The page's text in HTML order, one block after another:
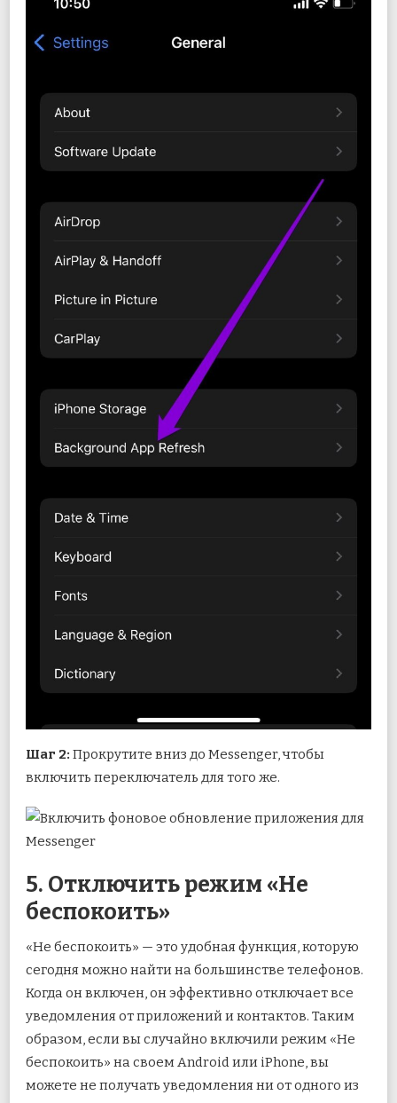
Шаг 2: Прокрутите вниз до Messenger, чтобы
включить переключатель для того же.
5. Отключить режим «Не
беспокоить»
«Не беспокоить» — это удобная функция, которую
сегодня можно найти на большинстве телефонов.
Когда он включен, он эффективно отключает все
уведомления от приложений и контактов. Таким
образом, если вы случайно включили режим «Не
беспокоить» на своем Android или iPhone, вы
можете не получать уведомления ни от одного из